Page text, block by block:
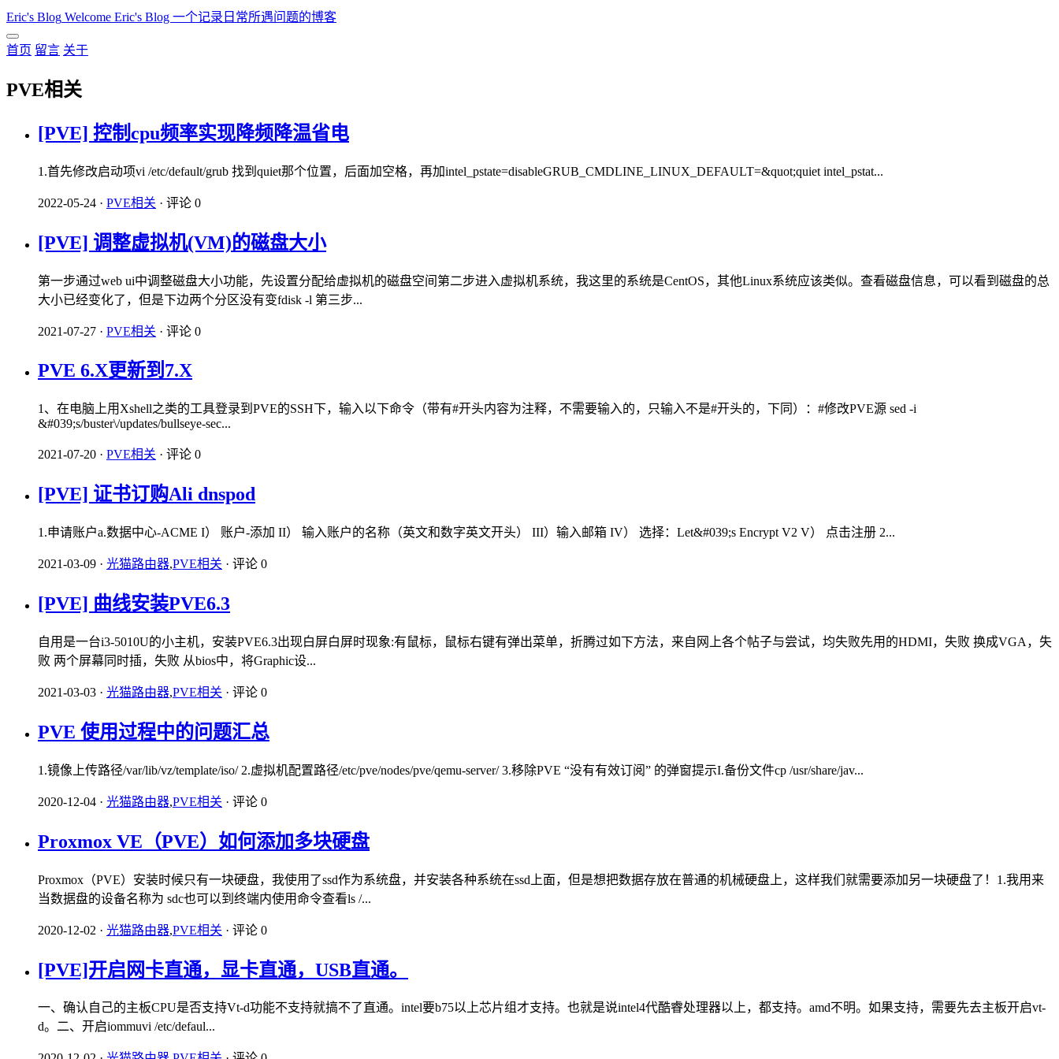
Eric's Blog Welcome Eric's Blog 一个记录日常所遇问题的博客
首页 留言 关于
PVE相关
[PVE] 控制cpu频率实现降频降温省电
1.首先修改启动项vi /etc/default/grub 找到quiet那个位置，后面加空格，再加intel_pstate=disableGRUB_CMDLINE_LINUX_DEFAULT=&quot;quiet intel_pstat...
2022-05-24 · PVE相关 · 评论 0
[PVE] 调整虚拟机(VM)的磁盘大小
第一步通过web ui中调整磁盘大小功能，先设置分配给虚拟机的磁盘空间第二步进入虚拟机系统，我这里的系统是CentOS，其他Linux系统应该类似。查看磁盘信息，可以看到磁盘的总
大小已经变化了，但是下边两个分区没有变fdisk -l 第三步...
2021-07-27 · PVE相关 · 评论 0
PVE 6.X更新到7.X
1、在电脑上用Xshell之类的工具登录到PVE的SSH下，输入以下命令（带有#开头内容为注释，不需要输入的，只输入不是#开头的，下同）：#修改PVE源 sed -i
&#039;s/buster\/updates/bullseye-sec...
2021-07-20 · PVE相关 · 评论 0
[PVE] 证书订购Ali dnspod
1.申请账户a.数据中心-ACME I） 账户-添加 II） 输入账户的名称（英文和数字英文开头） III）输入邮箱 IV） 选择：Let&#039;s Encrypt V2 V） 点击注册 2...
2021-03-09 · 光猫路由器,PVE相关 · 评论 0
[PVE] 曲线安装PVE6.3
自用是一台i3-5010U的小主机，安装PVE6.3出现白屏白屏时现象:有鼠标，鼠标右键有弹出菜单，折腾过如下方法，来自网上各个帖子与尝试，均失败先用的HDMI，失败 换成VGA，失
败 两个屏幕同时插，失败 从bios中，将Graphic设...
2021-03-03 · 光猫路由器,PVE相关 · 评论 0
PVE 使用过程中的问题汇总
1.镜像上传路径/var/lib/vz/template/iso/ 2.虚拟机配置路径/etc/pve/nodes/pve/qemu-server/ 3.移除PVE “没有有效订阅” 的弹窗提示I.备份文件cp /usr/share/jav...
2020-12-04 · 光猫路由器,PVE相关 · 评论 0
Proxmox VE（PVE）如何添加多块硬盘
Proxmox（PVE）安装时候只有一块硬盘，我使用了ssd作为系统盘，并安装各种系统在ssd上面，但是想把数据存放在普通的机械硬盘上，这样我们就需要添加另一块硬盘了！1.我用来
当数据盘的设备名称为 sdc也可以到终端内使用命令查看ls /...
2020-12-02 · 光猫路由器,PVE相关 · 评论 0
[PVE]开启网卡直通，显卡直通，USB直通。
一、确认自己的主板CPU是否支持Vt-d功能不支持就搞不了直通。intel要b75以上芯片组才支持。也就是说intel4代酷睿处理器以上，都支持。amd不明。如果支持，需要先去主板开启vt-
d。二、开启iommuvi /etc/defaul...